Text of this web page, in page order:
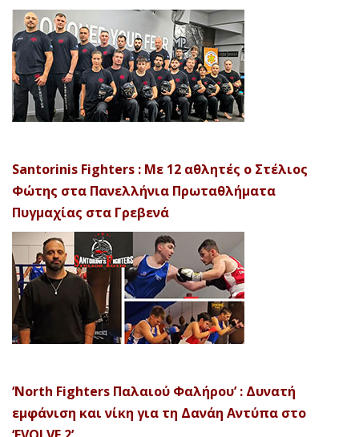
Santorinis Fighters : Με 12 αθλητές ο Στέλιος
Φώτης στα Πανελλήνια Πρωταθλήματα
Πυγμαχίας στα Γρεβενά
‘North Fighters Παλαιού Φαλήρου’ : Δυνατή
εμφάνιση και νίκη για τη Δανάη Αντύπα στο